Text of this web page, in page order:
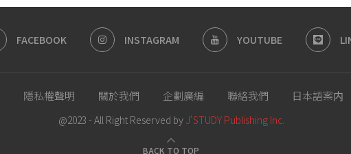
FACEBOOK INSTAGRAM YOUTUBE
隱私權聲明 關於我們 企劃廣編 聯絡我們 日本語案内
@2023 - All Right Reserved by J'STUDY Publishing Inc.
BACK TO TOP